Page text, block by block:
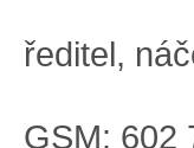
ředitel,
GSM: 602